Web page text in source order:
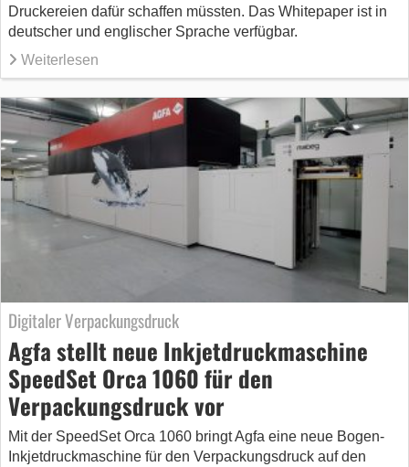
Druckereien dafür schaffen müssten. Das Whitepaper ist in
deutscher und englischer Sprache verfügbar.
Weiterlesen
Digitaler Verpackungsdruck
Agfa stellt neue Inkjetdruckmaschine
SpeedSet Orca 1060 für den
Verpackungsdruck vor
Mit der SpeedSet Orca 1060 bringt Agfa eine neue Bogen-
Inkjetdruckmaschine für den Verpackungsdruck auf den